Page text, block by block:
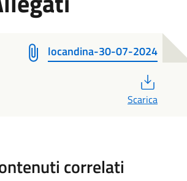
locandina-30-07-2024
Scarica
correlati